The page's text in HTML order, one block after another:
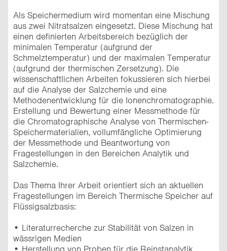
Als Speichermedium wird momentan eine Mischung
aus zwei Nitratsalzen eingesetzt. Diese Mischung hat
einen definierten Arbeitsbereich bezüglich der
minimalen Temperatur (aufgrund der
Schmelztemperatur) und der maximalen Temperatur
(aufgrund der thermischen Zersetzung). Die
wissenschaftlichen Arbeiten fokussieren sich hierbei
auf die Analyse der Salzchemie und eine
Methodenentwicklung für die Ionenchromatographie.
Erstellung und Bewertung einer Messmethode für
die Chromatographische Analyse von Thermischen-
Speichermaterialien, vollumfängliche Optimierung
der Messmethode und Beantwortung von
Fragestellungen in den Bereichen Analytik und
Salzchemie.
Das Thema Ihrer Arbeit orientiert sich an aktuellen
Fragestellungen im Bereich Thermische Speicher auf
Flüssigsalzbasis:
• Literaturrecherche zur Stabilität von Salzen in
wässrigen Medien